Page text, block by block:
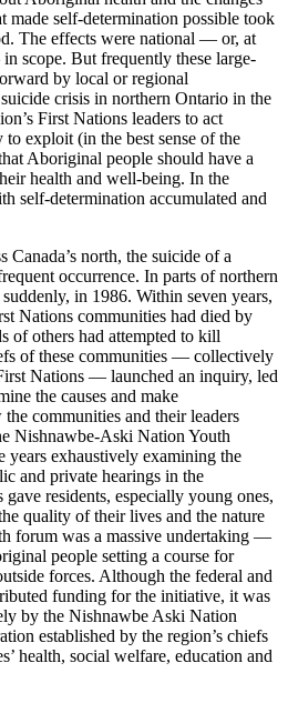
made self-determination possible took
The effects were national — or, at
scope. But frequently these large-
by local or regional
crisis in northern Ontario in the
First Nations leaders to act
exploit (in the best sense of the
Aboriginal people should have a
health and well-being. In the
self-determination accumulated and
Canada’s north, the suicide of a
occurrence. In parts of northern
in 1986. Within seven years,
Nations communities had died by
of others had attempted to kill
of these communities — collectively
Nations — launched an inquiry, led
the causes and make
communities and their leaders
Nishnawbe-Aski Nation Youth
years exhaustively examining the
and private hearings in the
residents, especially young ones,
quality of their lives and the nature
forum was a massive undertaking —
people setting a course for
forces. Although the federal and
funding for the initiative, it was
by the Nishnawbe Aski Nation
established by the region’s chiefs
health, social welfare, education and